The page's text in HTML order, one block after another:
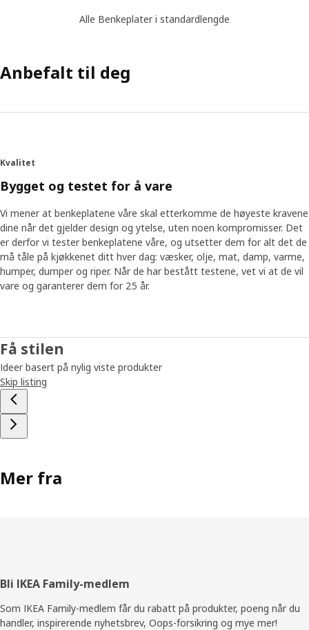
Alle Benkeplater i standardlengde
Anbefalt til deg
Kvalitet
Bygget og testet for å vare
Vi mener at benkeplatene våre skal etterkomme de høyeste kravene
dine når det gjelder design og ytelse, uten noen kompromisser. Det
er derfor vi tester benkeplatene våre, og utsetter dem for alt det de
må tåle på kjøkkenet ditt hver dag: væsker, olje, mat, damp, varme,
humper, dumper og riper. Når de har bestått testene, vet vi at de vil
vare og garanterer dem for 25 år.
Få stilen
Ideer basert på nylig viste produkter
Skip listing
Mer fra
Bunntekst
Bli IKEA Family-medlem
Som IKEA Family-medlem får du rabatt på produkter, poeng når du
handler, inspirerende nyhetsbrev, Oops-forsikring og mye mer!